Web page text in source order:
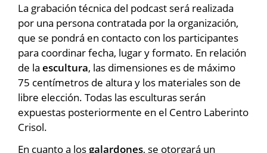
La grabación técnica del podcast será realizada
por una persona contratada por la organización,
que se pondrá en contacto con los participantes
para coordinar fecha, lugar y formato. En relación
de la escultura, las dimensiones es de máximo
75 centímetros de altura y los materiales son de
libre elección. Todas las esculturas serán
expuestas posteriormente en el Centro Laberinto
Crisol.
En cuanto a los galardones, se otorgará un